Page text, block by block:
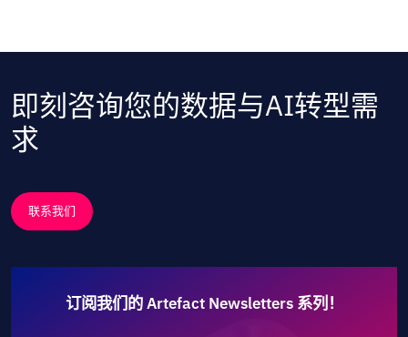
即刻咨询您的数据与AI转型需
求
联系我们
订阅我们的 Artefact Newsletters 系列！